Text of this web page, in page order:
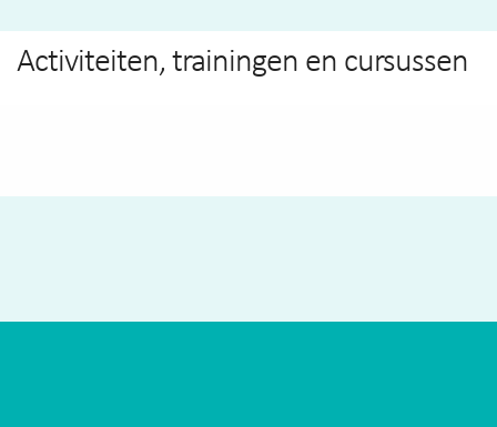
Activiteiten, trainingen en cursussen